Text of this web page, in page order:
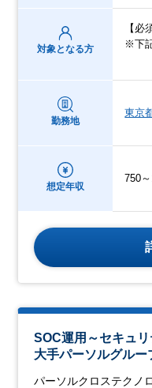
対象となる方
【必
※下
勤務地
東京
想定年収
750
SOC運用～セキュ
大手パーソルグルー
パーソルクロステクノ